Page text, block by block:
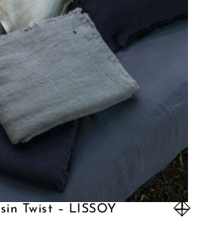
Twist – LISSOY